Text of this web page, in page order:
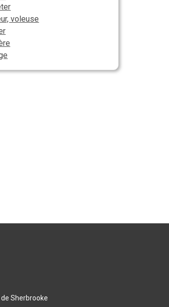
voleuse
Sherbrooke